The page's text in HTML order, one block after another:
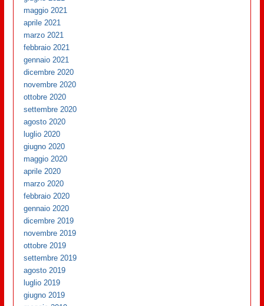
maggio 2021
aprile 2021
marzo 2021
febbraio 2021
gennaio 2021
dicembre 2020
novembre 2020
ottobre 2020
settembre 2020
agosto 2020
luglio 2020
giugno 2020
maggio 2020
aprile 2020
marzo 2020
febbraio 2020
gennaio 2020
dicembre 2019
novembre 2019
ottobre 2019
settembre 2019
agosto 2019
luglio 2019
giugno 2019